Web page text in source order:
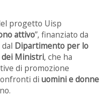
progetto Uisp
attivo”, finanziato da
Dipartimento per lo
dei Ministri, che ha
di promozione
di uomini e donne